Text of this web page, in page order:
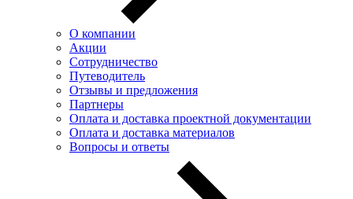
О компании
Акции
Сотрудничество
Путеводитель
Отзывы и предложения
Партнеры
Оплата и доставка проектной документации
Оплата и доставка материалов
Вопросы и ответы